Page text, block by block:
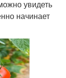
увидеть
начинает